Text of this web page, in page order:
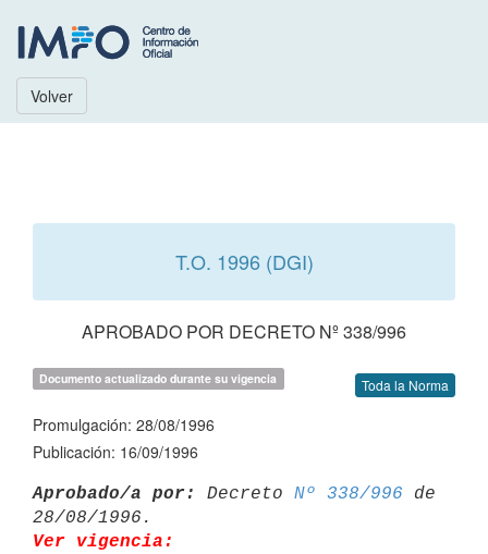
Volver
T.O. 1996 (DGI)
APROBADO POR DECRETO Nº 338/996
Documento actualizado durante su vigencia Toda la Norma
Promulgación: 28/08/1996
Publicación: 16/09/1996
Aprobado/a por: Decreto Nº 338/996 de
Ver vigencia: